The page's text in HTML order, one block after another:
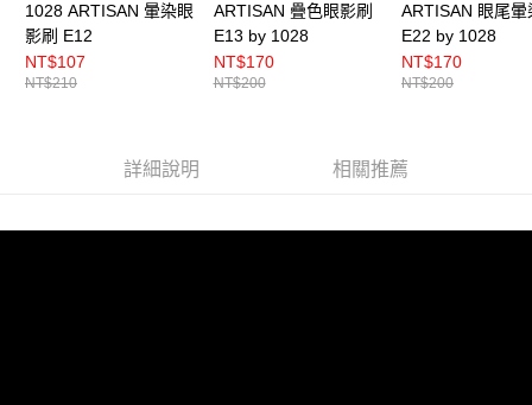
1028 ARTISAN 暈染眼
影刷 E12
NT$107
NT$210
ARTISAN 疊色眼影刷
E13 by 1028
NT$170
NT$200
ARTISAN 眼尾暈
E22 by 1028
NT$170
NT$200
詳細說明 相關推薦